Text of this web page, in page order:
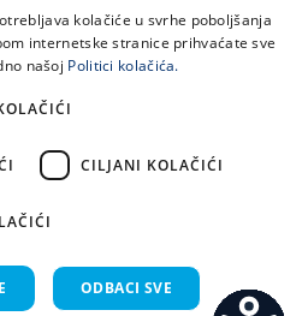
CROATIAN
kolačiće u svrhe poboljšanja
internetske stranice prihvaćate sve
našoj Politici kolačića.
CILJANI KOLAČIĆI
ODBACI SVE